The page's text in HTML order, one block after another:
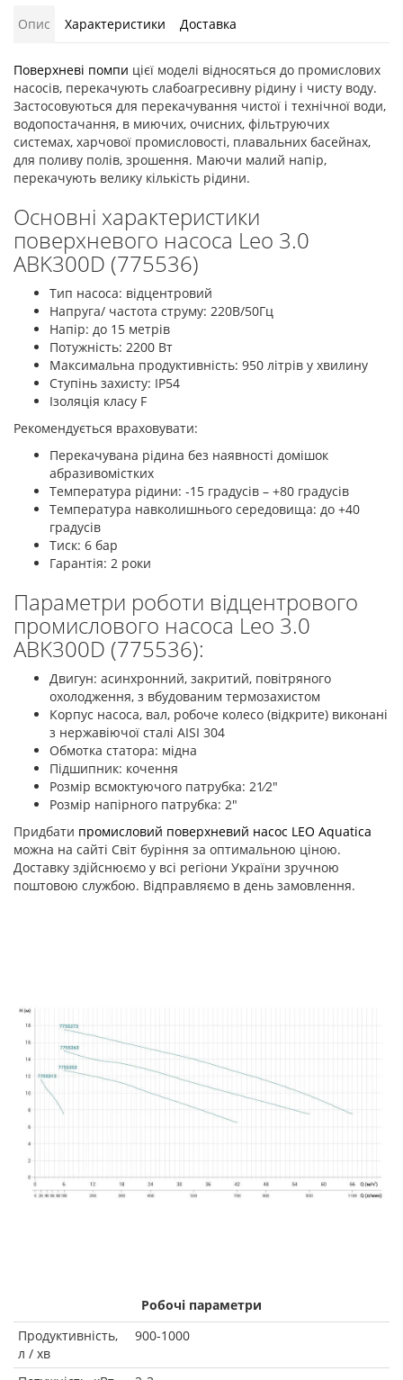
Опис Характеристики Доставка
Поверхневі помпи цієї моделі відносяться до промислових
насосів, перекачують слабоагресивну рідину і чисту воду.
Застосовуються для перекачування чистої і технічної води,
водопостачання, в миючих, очисних, фільтруючих
системах, харчової промисловості, плавальних басейнах,
для поливу полів, зрошення. Маючи малий напір,
перекачують велику кількість рідини.
Основні характеристики
поверхневого насоса Leo 3.0
ABK300D (775536)
Тип насоса: відцентровий
Напруга/ частота струму: 220В/50Гц
Напір: до 15 метрів
Потужність: 2200 Вт
Максимальна продуктивність: 950 літрів у хвилину
Ступінь захисту: IP54
Ізоляція класу F
Рекомендується враховувати:
Перекачувана рідина без наявності домішок
абразивомістких
Температура рідини: -15 градусів – +80 градусів
Температура навколишнього середовища: до +40
градусів
Тиск: 6 бар
Гарантія: 2 роки
Параметри роботи відцентрового
промислового насоса Leo 3.0
ABK300D (775536):
Двигун: асинхронний, закритий, повітряного
охолодження, з вбудованим термозахистом
Корпус насоса, вал, робоче колесо (відкрите) виконані
з нержавіючої сталі AISI 304
Обмотка статора: мідна
Підшипник: кочення
Розмір всмоктуючого патрубка: 21⁄2"
Розмір напірного патрубка: 2"
Придбати промисловий поверхневий насос LEO Aquatica
можна на сайті Світ буріння за оптимальною ціною.
Доставку здійснюємо у всі регіони України зручною
поштовою службою. Відправляємо в день замовлення.
Робочі параметри
Продуктивність,
л / хв
900-1000